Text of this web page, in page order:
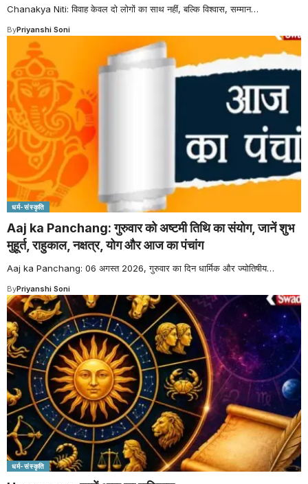
Chanakya Niti: विवाह केवल दो लोगों का साथ नहीं, बल्कि विश्वास, सम्मान…
ByPriyanshi Soni
धर्म-संस्कृति
Aaj ka Panchang: गुरुवार को अष्टमी तिथि का संयोग, जानें शुभ
मुहूर्त, राहुकाल, नक्षत्र, योग और आज का पंचांग
Aaj ka Panchang: 06 अगस्त 2026, गुरुवार का दिन धार्मिक और ज्योतिषीय…
ByPriyanshi Soni
धर्म-संस्कृति